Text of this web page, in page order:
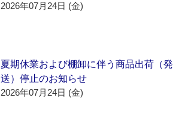
2026年07月24日 (金)
夏期休業および棚卸に伴う商品出荷（発
送）停止のお知らせ
2026年07月24日 (金)